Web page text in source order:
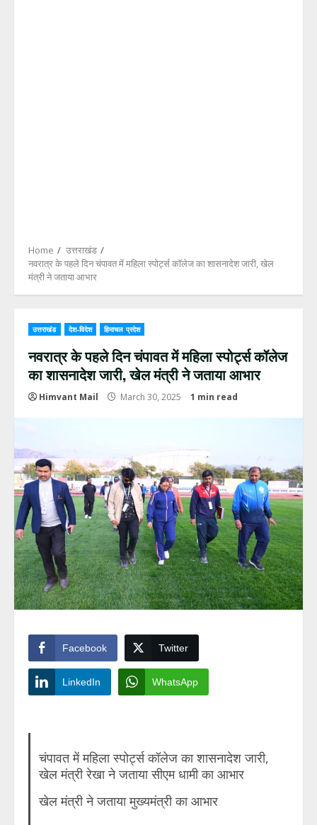
Home
उत्तराखंड
नवरात्र के पहले दिन चंपावत में महिला स्पोर्ट्स कॉलेज का शासनादेश जारी, खेल
मंत्री ने जताया आभार
उत्तराखंड देश-विदेश हिमाचल प्रदेश
नवरात्र के पहले दिन चंपावत में महिला स्पोर्ट्स कॉलेज
का शासनादेश जारी, खेल मंत्री ने जताया आभार
Himvant Mail March 30, 2025 1 min read
Facebook Twitter
LinkedIn WhatsApp
चंपावत में महिला स्पोर्ट्स कॉलेज का शासनादेश जारी,
खेल मंत्री रेखा ने जताया सीएम धामी का आभार
खेल मंत्री ने जताया मुख्यमंत्री का आभार